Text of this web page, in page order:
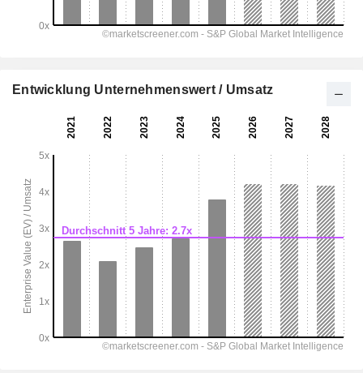
Entwicklung Unternehmenswert / Umsatz